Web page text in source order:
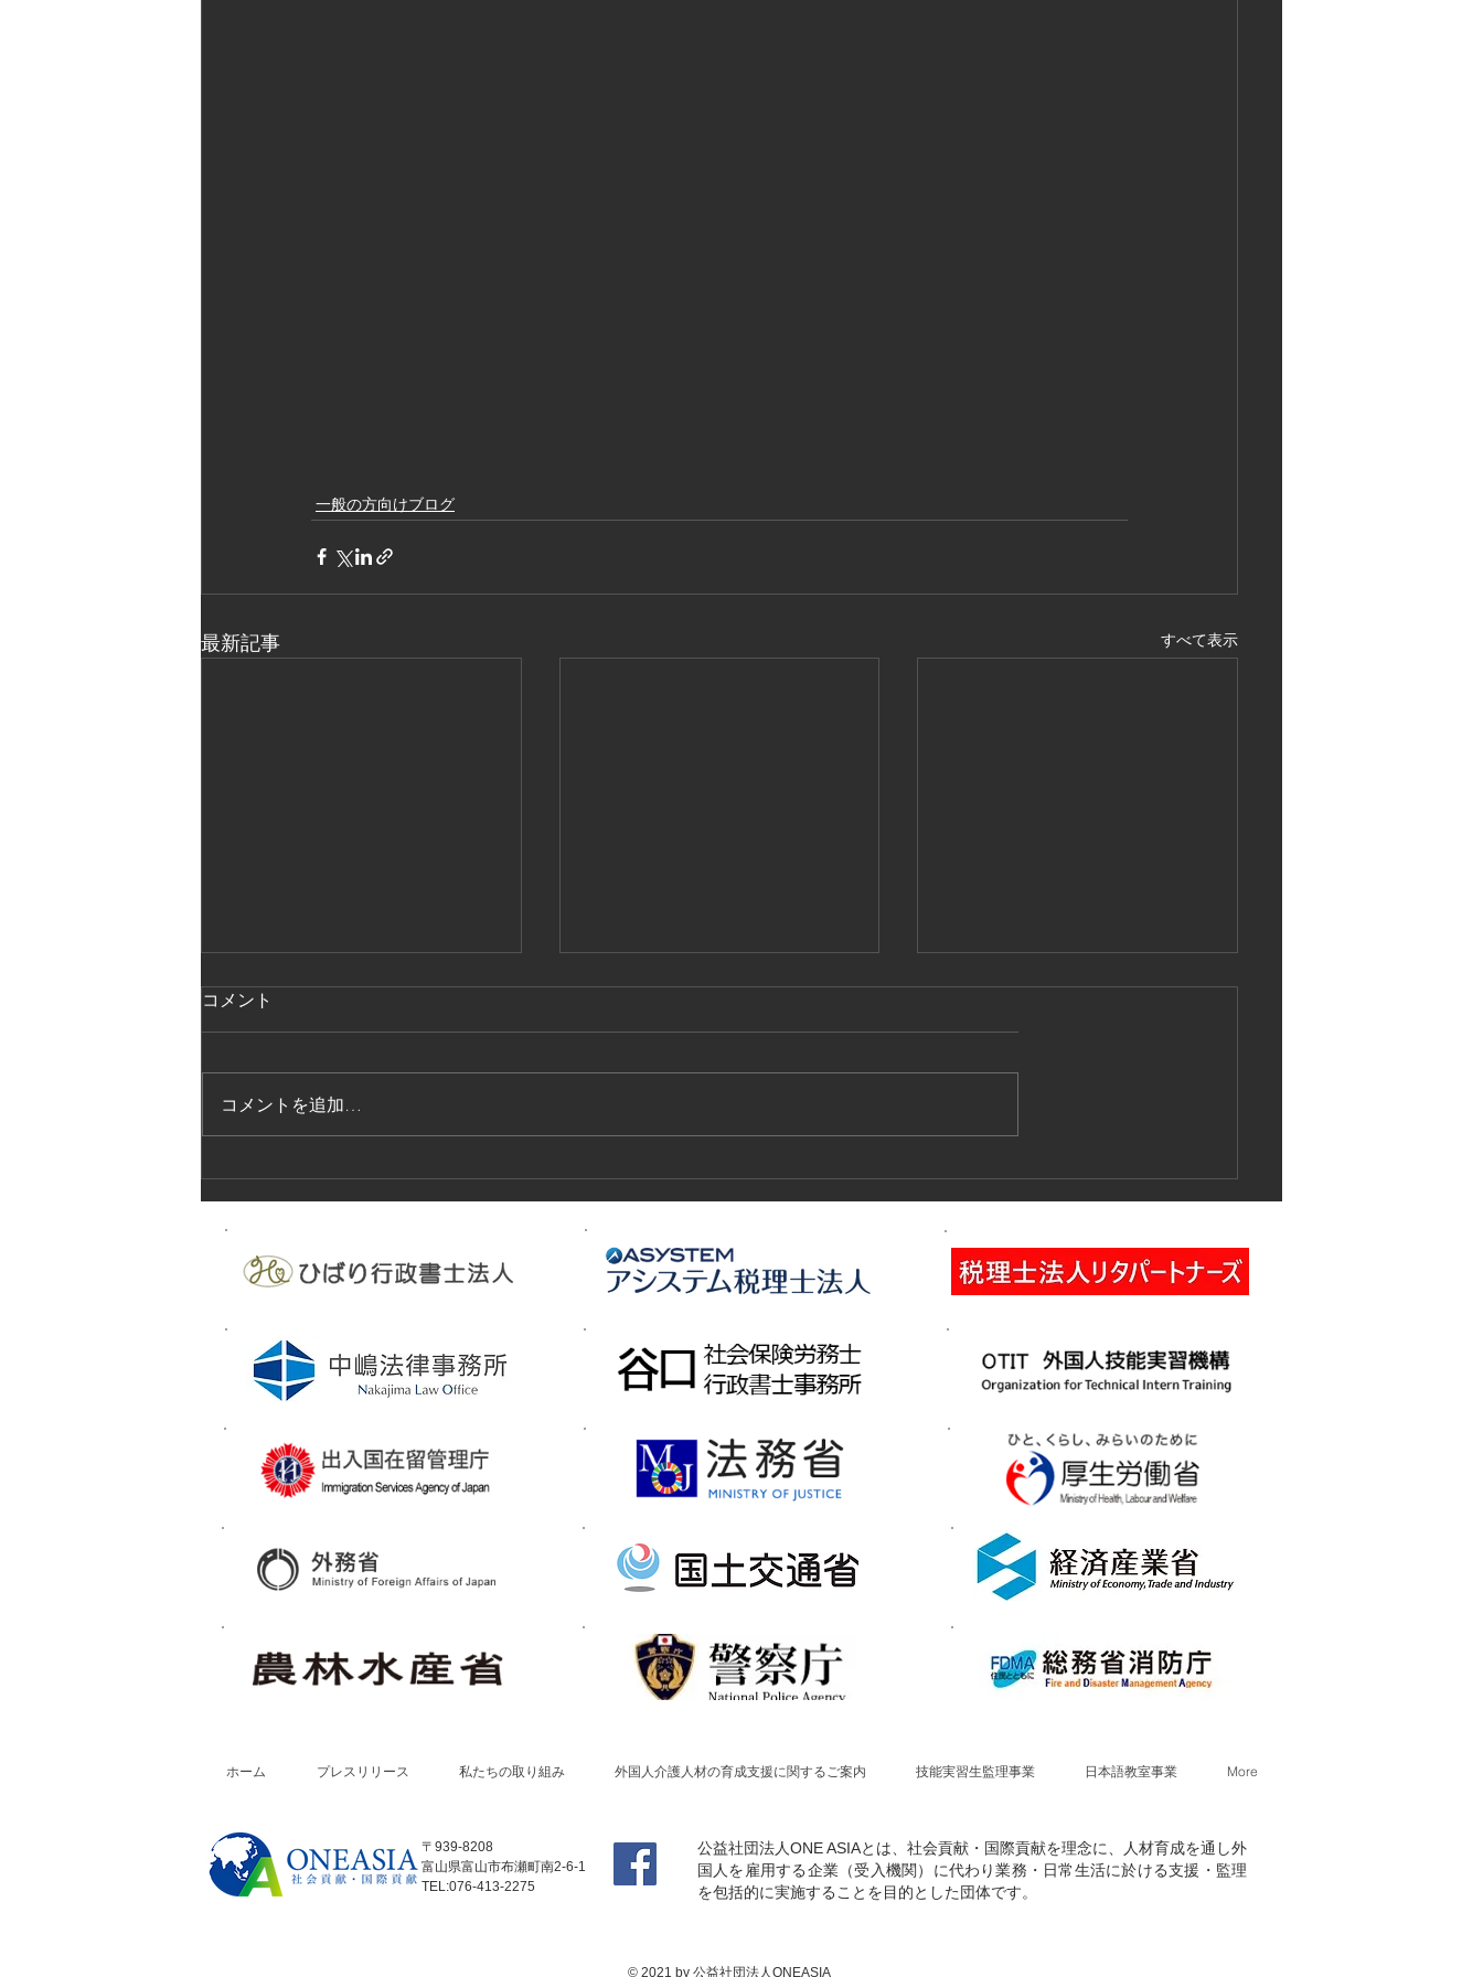
一般の方向けブログ
最新記事 すべて表示
法的保護講習の実施
ピン、ベトナム
施
コメント
コメントを追加…
ホーム プレスリリース 私たちの取り組み 外国人介護人材の育成支援に関するご案内 技能実習生監理事業 日本語教室事業 More
〒939-8208
富山県富山市布瀬町南2-6-1
TEL:076-413-2275
公益社団法人ONE ASIAとは、社会貢献・国際貢献を理念に、人材育成を通し外
国人を雇用する企業（受入機関）に代わり業務・日常生活に於ける支援・監理
を包括的に実施することを目的とした団体です。
© 2021 by 公益社団法人ONEASIA